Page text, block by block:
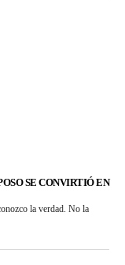
SE CONVIRTIÓ EN
la verdad. No la